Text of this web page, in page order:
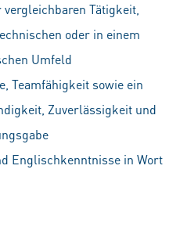
Tätigkeit,
oder in einem
Umfeld
Teamfähigkeit sowie ein
Zuverlässigkeit und
Englischkenntnisse in Wort